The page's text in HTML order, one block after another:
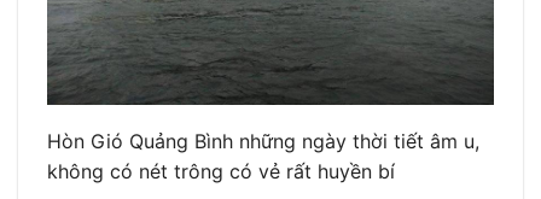
Hòn Gió Quảng Bình những ngày thời tiết âm u,
không có nét trông có vẻ rất huyền bí